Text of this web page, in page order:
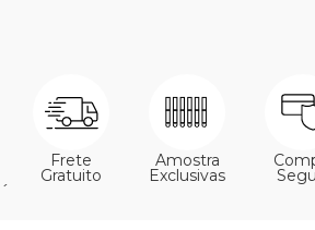
Frete
Gratuito
Amostra
Exclusivas
´